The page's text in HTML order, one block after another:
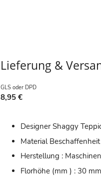
Lieferung &
GLS oder DPD
8,95 €
Designer Shaggy
Material
Herstellung :
Florhöhe (mm ) : 30 mm